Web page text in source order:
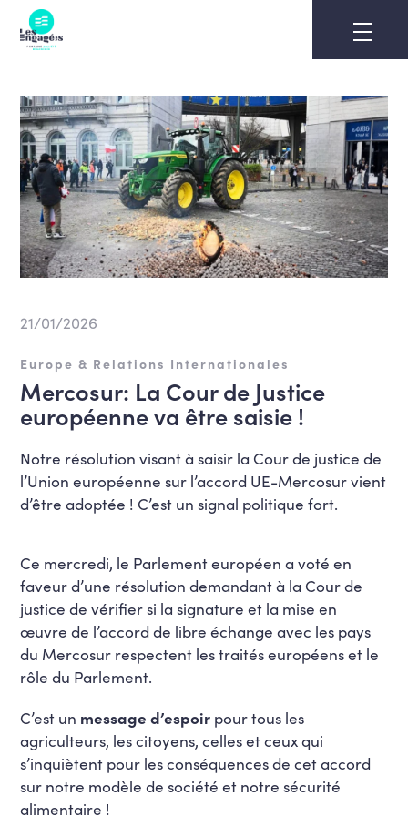
content
21/01/2026
Europe & Relations Internationales
Mercosur: La Cour de Justice
européenne va être saisie !
Notre résolution visant à saisir la Cour de justice de
l’Union européenne sur l’accord UE-Mercosur vient
d’être adoptée ! C’est un signal politique fort.
Ce mercredi, le Parlement européen a voté en
faveur d’une résolution demandant à la Cour de
justice de vérifier si la signature et la mise en
œuvre de l’accord de libre échange avec les pays
du Mercosur respectent les traités européens et le
rôle du Parlement.
C’est un message d’espoir pour tous les
agriculteurs, les citoyens, celles et ceux qui
s’inquiètent pour les conséquences de cet accord
sur notre modèle de société et notre sécurité
alimentaire !